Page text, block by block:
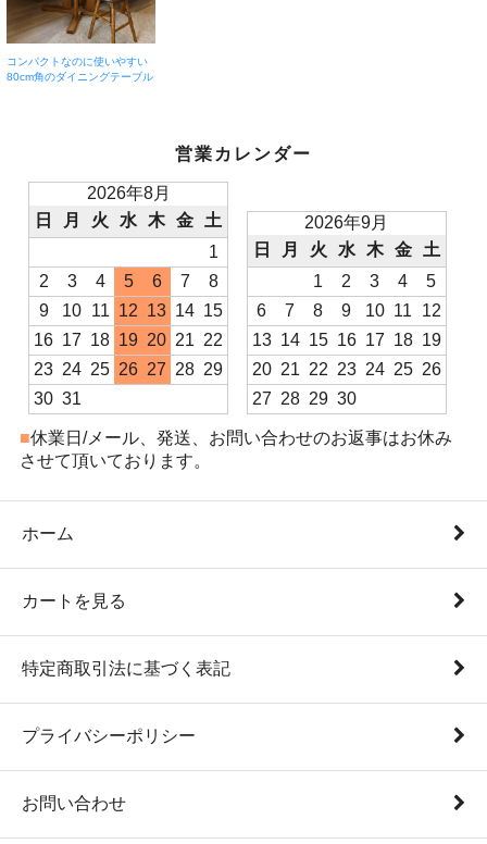
コンパクトなのに使いやすい
80cm角のダイニングテーブル
営業カレンダー
2026年8月
日
月 火 水 木 金
土
1
2
3 4 5 6 7
8
9
10 11 12 13 14 15
16 17 18 19 20 21 22
23 24 25 26 27 28 29
30 31
2026年9月
日
月 火 水 木 金
土
1
2 3 4
5
6
7 8 9 10 11
12
13 14 15 16 17 18 19
20 21 22 23 24 25 26
27 28 29 30
■休業日/メール、発送、お問い合わせのお返事はお休み
させて頂いております。
ホーム
カートを見る
特定商取引法に基づく表記
プライバシーポリシー
お問い合わせ